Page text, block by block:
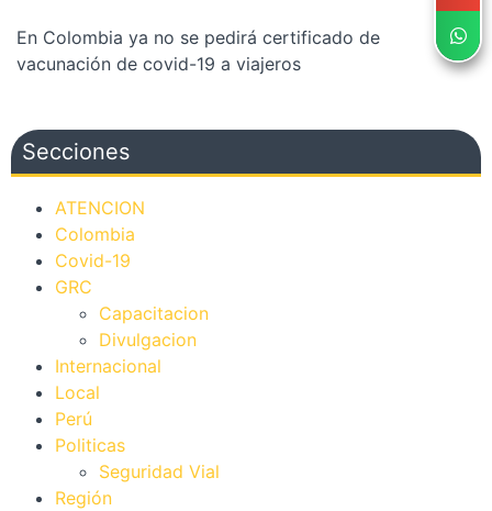
En Colombia ya no se pedirá certificado de
vacunación de covid-19 a viajeros
Secciones
ATENCION
Colombia
Covid-19
GRC
Capacitacion
Divulgacion
Internacional
Local
Perú
Politicas
Seguridad Vial
Región